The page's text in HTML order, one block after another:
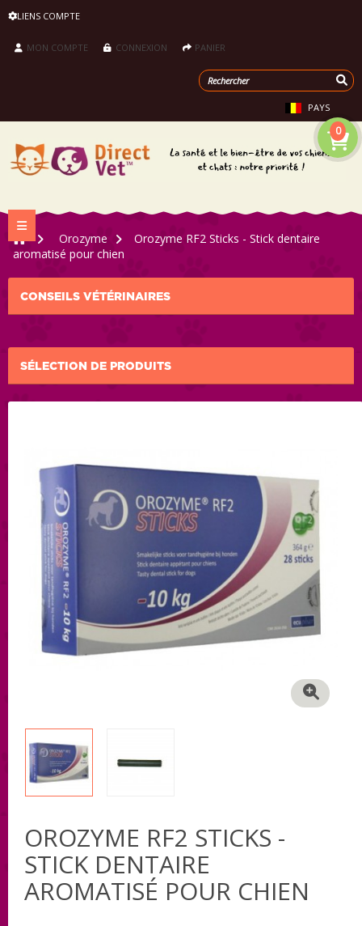
LIENS COMPTE
MON COMPTE CONNEXION PANIER
PAYS
0
Navigation bascule
>
Orozyme >
Orozyme RF2 Sticks - Stick dentaire
aromatisé pour chien
CONSEILS VÉTÉRINAIRES
SÉLECTION DE PRODUITS
OROZYME RF2 STICKS -
STICK DENTAIRE
AROMATISÉ POUR CHIEN